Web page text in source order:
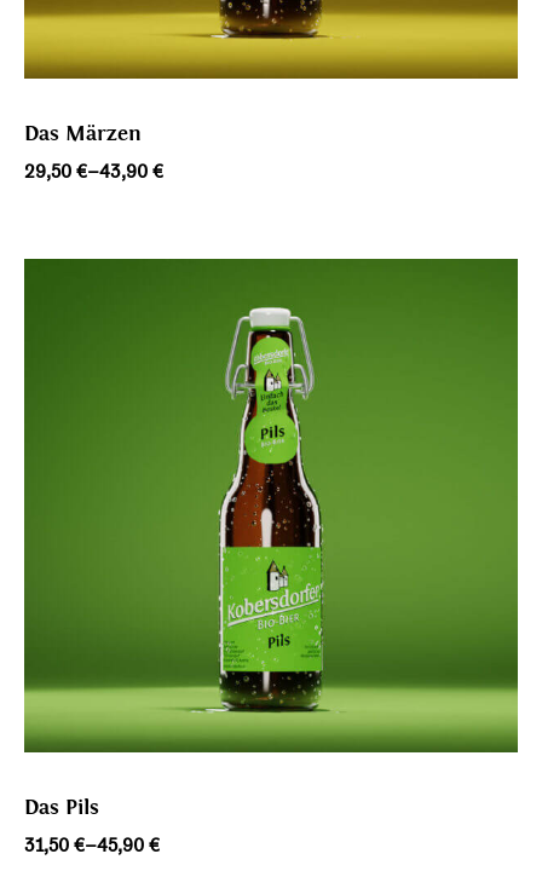
Das Märzen
29,50 €–43,90 €
Preisspanne:
43,90 €
Das Pils
31,50 €–45,90 €
Preisspanne: